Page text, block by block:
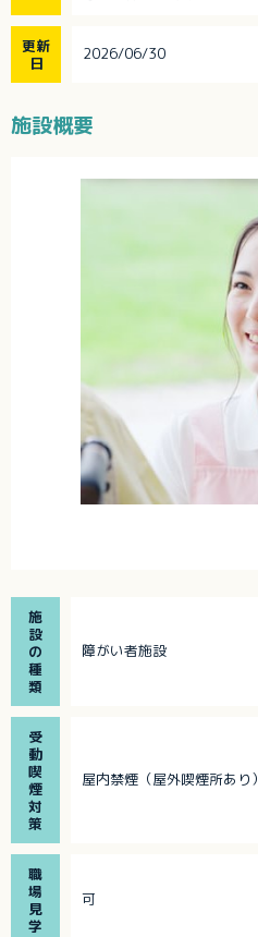
更新
日
2026/06/30
施設概要
施
設
の
種
類
障がい者施設
受
動
喫
煙
対
策
屋内禁煙（屋外喫煙所あり）
職
場
見
学
可